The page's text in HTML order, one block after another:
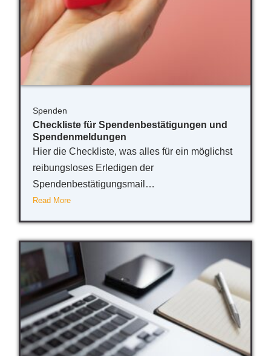
Spenden
Checkliste für Spendenbestätigungen und
Spendenmeldungen
Hier die Checkliste, was alles für ein möglichst
reibungsloses Erledigen der
Spendenbestätigungsmail…
Read More